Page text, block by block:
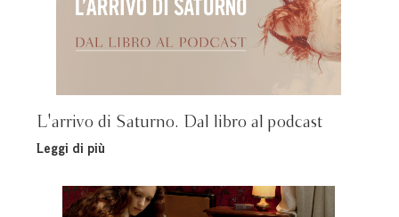
L'arrivo di Saturno. Dal libro al podcast
Leggi di più